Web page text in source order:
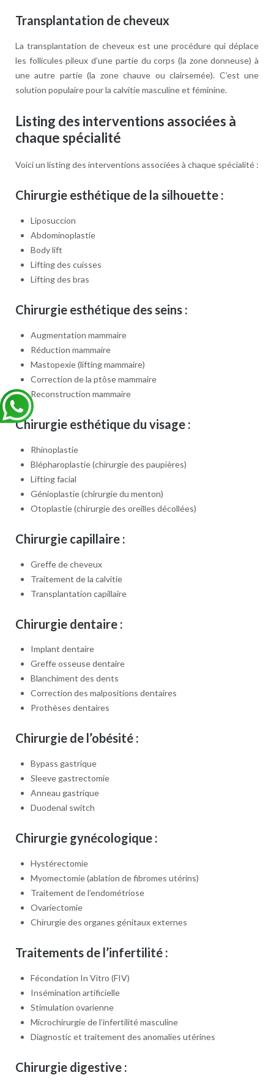
Transplantation de cheveux
La transplantation de cheveux est une procédure qui déplace
les follicules pileux d’une partie du corps (la zone donneuse) à
une autre partie (la zone chauve ou clairsemée). C’est une
solution populaire pour la calvitie masculine et féminine.
Listing des interventions associées à
chaque spécialité
Voici un listing des interventions associées à chaque spécialité :
Chirurgie esthétique de la silhouette :
Liposuccion
Abdominoplastie
Body lift
Lifting des cuisses
Lifting des bras
Chirurgie esthétique des seins :
Augmentation mammaire
Réduction mammaire
Mastopexie (lifting mammaire)
Correction de la ptôse mammaire
Reconstruction mammaire
Chirurgie esthétique du visage :
Rhinoplastie
Blépharoplastie (chirurgie des paupières)
Lifting facial
Génioplastie (chirurgie du menton)
Otoplastie (chirurgie des oreilles décollées)
Chirurgie capillaire :
Greffe de cheveux
Traitement de la calvitie
Transplantation capillaire
Chirurgie dentaire :
Implant dentaire
Greffe osseuse dentaire
Blanchiment des dents
Correction des malpositions dentaires
Prothèses dentaires
Chirurgie de l’obésité :
Bypass gastrique
Sleeve gastrectomie
Anneau gastrique
Duodenal switch
Chirurgie gynécologique :
Hystérectomie
Myomectomie (ablation de fibromes utérins)
Traitement de l’endométriose
Ovariectomie
Chirurgie des organes génitaux externes
Traitements de l’infertilité :
Fécondation In Vitro (FIV)
Insémination artificielle
Stimulation ovarienne
Microchirurgie de l’infertilité masculine
Diagnostic et traitement des anomalies utérines
Chirurgie digestive :